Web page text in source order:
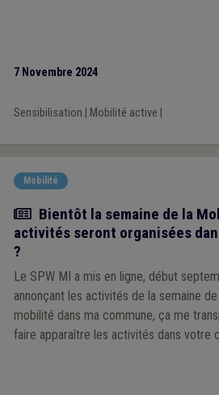
7 Novembre 2024
Sensibilisation Mobilité active
Mobilité
Actualité
Bientôt la semaine de la
activités seront organisées
?
Le SPW MI a mis en ligne, début
annonçant les activités de la semaine
mobilité dans ma commune, ça me
faire apparaître les activités dans votre